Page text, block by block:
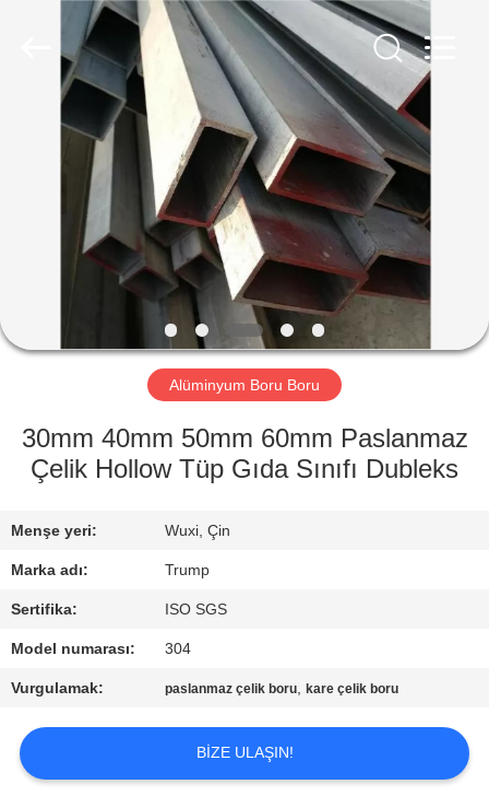
EVDE
ÜRÜN
VIDEOLAR
HAKKIMIZDA
TURU
KALITE
KONTROLÜ
BIZIMLE
İLETIŞIM
BIR
İNDIRIM
İSTE
HONGJINMILAI
Alüminyum Boru Boru
30mm 40mm 50mm 60mm Paslanmaz
Çelik Hollow Tüp Gıda Sınıfı Dubleks
Menşe yeri: Wuxi, Çin
Marka adı: Trump
Sertifika: ISO SGS
Model numarası: 304
Vurgulamak: paslanmaz çelik boru,kare çelik boru
BIZE ULAŞIN!